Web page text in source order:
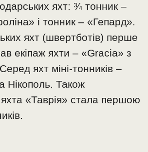
яхт: ¾ тонник –
і тонник – «Гепард».
яхт (швертботів) перше
екіпаж яхти – «Gracia» з
яхт міні-тонників –
Нікополь. Також
яхта «Таврія» стала першою